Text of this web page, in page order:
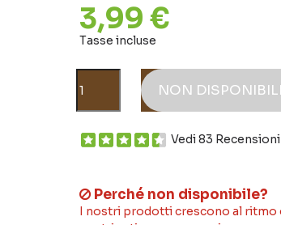
3,99 €
Tasse incluse
NON
Vedi 83 Recensioni
Perché non disponibile?
I nostri prodotti crescono al ritmo